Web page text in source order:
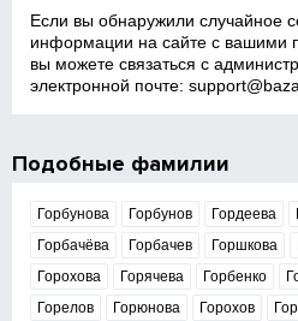
Если вы обнаружили случайное
информации на сайте с вашими
вы можете связаться с
электронной почте:
Подобные фамилии
Горбунова Горбунов Гордеева
Горбачёва
Горбачев Горшкова
Горохова
Горячева Горбенко
Горелов
Горюнова Горохов